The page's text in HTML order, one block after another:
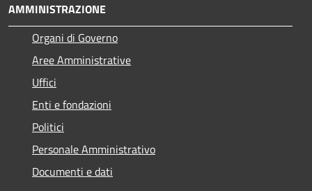
AMMINISTRAZIONE
Organi di Governo
Aree Amministrative
Uffici
Enti e fondazioni
Politici
Personale Amministrativo
Documenti e dati